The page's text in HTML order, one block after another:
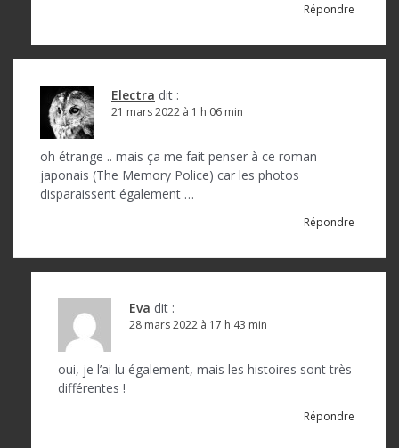
Répondre
Electra dit :
21 mars 2022 à 1 h 06 min
oh étrange .. mais ça me fait penser à ce roman
japonais (The Memory Police) car les photos
disparaissent également …
Répondre
Eva dit :
28 mars 2022 à 17 h 43 min
oui, je l’ai lu également, mais les histoires sont très
différentes !
Répondre